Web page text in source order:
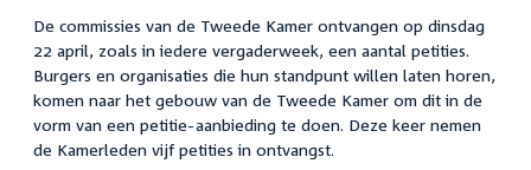
De commissies van de Tweede Kamer ontvangen op dinsdag
22 april, zoals in iedere vergaderweek, een aantal petities.
Burgers en organisaties die hun standpunt willen laten horen,
komen naar het gebouw van de Tweede Kamer om dit in de
vorm van een petitie-aanbieding te doen. Deze keer nemen
de Kamerleden vijf petities in ontvangst.